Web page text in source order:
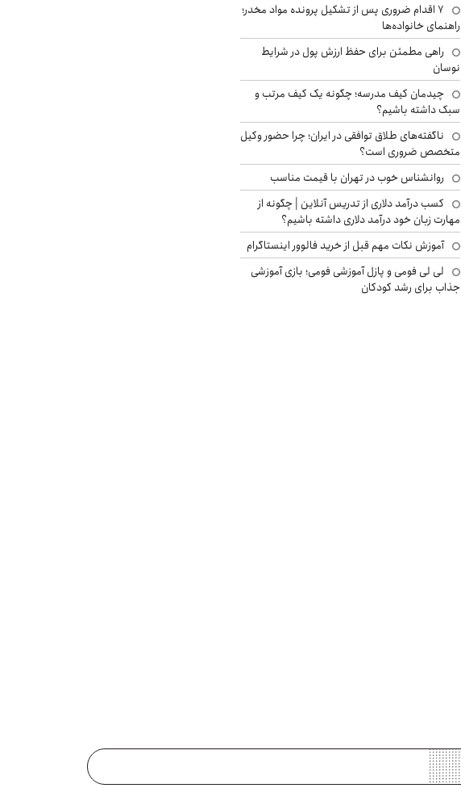
۷ اقدام ضروری پس از تشکیل پرونده مواد مخدر؛
راهنمای خانواده‌ها
راهی مطمئن برای حفظ ارزش پول در شرایط
نوسان
چیدمان کیف مدرسه؛ چگونه یک کیف مرتب و
سبک داشته باشیم؟
ناگفته‌های طلاق توافقی در ایران؛ چرا حضور وکیل
متخصص ضروری است؟
روانشناس خوب در تهران با قیمت مناسب
کسب درآمد دلاری از تدریس آنلاین | چگونه از
مهارت زبان خود درآمد دلاری داشته باشیم؟
آموزش نکات مهم قبل از خرید فالوور اینستاگرام
لی لی فومی و پازل آموزشی فومی؛ بازی آموزشی
جذاب برای رشد کودکان